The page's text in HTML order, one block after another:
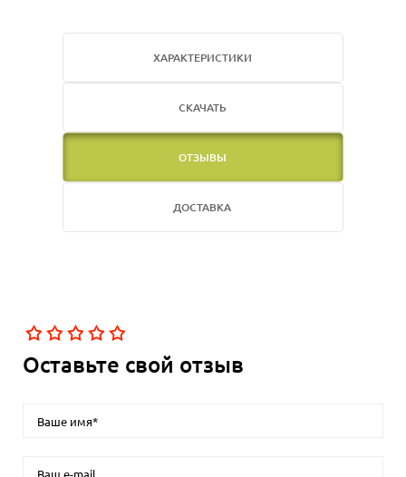
ХАРАКТЕРИСТИКИ
СКАЧАТЬ
ОТЗЫВЫ
ДОСТАВКА
Оставьте свой отзыв